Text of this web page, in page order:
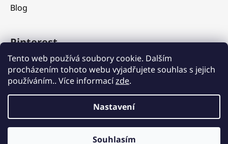
Tento web používá soubory cookie. Dalším
procházením tohoto webu vyjadřujete souhlas s jejich
používáním.. Více informacízde.
Nastavení
Souhlasím
Vážení zákazníci, ve dnech 5. 8. – 11. 8. 2026 čerpáme dovolenou.
V tomto období budou objednávky nadále přijímány, jejich
expedice však bude dočasně pozastavena. Postupné vyřizování a
odesílání objednávek zahájíme od 12. 8. 2026 v pořadí, v jakém
Blog
Pinterest